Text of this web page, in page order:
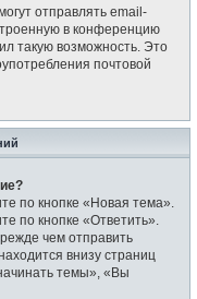
отправлять email-
в конференцию
такую возможность. Это
почтовой
по кнопке «Новая тема».
по кнопке «Ответить».
чем отправить
внизу страниц
темы», «Вы